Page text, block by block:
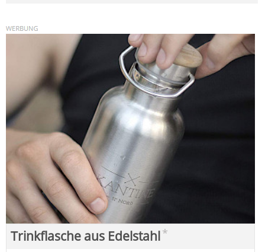
Trinkflasche aus Edelstahl*